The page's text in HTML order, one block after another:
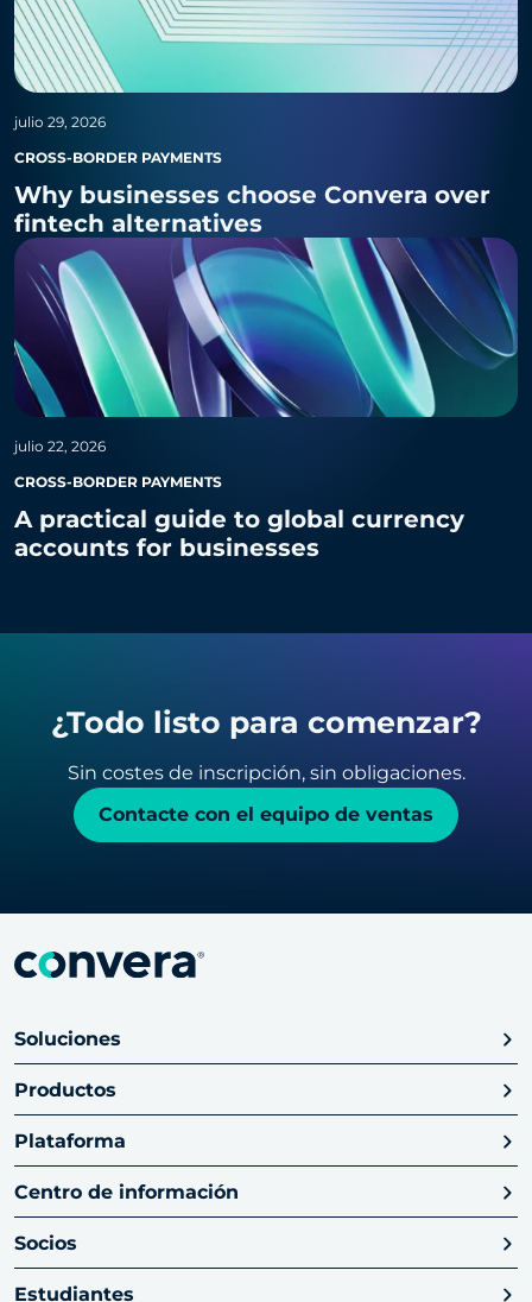
julio 29, 2026
CROSS-BORDER PAYMENTS
Why businesses choose Convera over
fintech alternatives
julio 22, 2026
CROSS-BORDER PAYMENTS
A practical guide to global currency
accounts for businesses
¿Todo listo para comenzar?
Sin costes de inscripción, sin obligaciones.
Contacte con el equipo de ventas
Soluciones
Productos
Plataforma
Centro de información
Socios
Estudiantes